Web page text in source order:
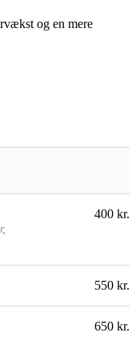
og en mere
400 kr.
550 kr.
650 kr.